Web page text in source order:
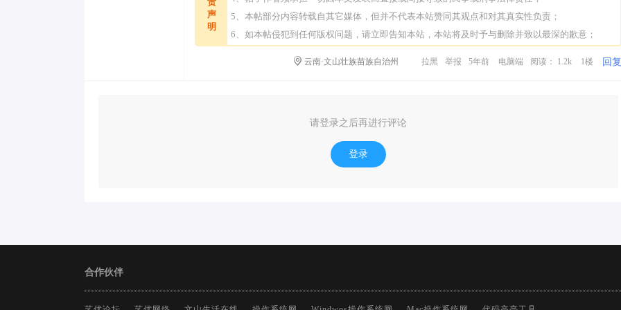
声
明
5、本帖部分内容转载自其它媒体，但并不代表本站赞同其观点和对其真实性负责；
6、如本帖侵犯到任何版权问题，请立即告知本站，本站将及时予与删除并致以最深的歉意；
云南·文山壮族苗族自治州 拉黑 举报 5年前 电脑端 阅读： 1.2k 1楼 回复
请登录之后再进行评论
登录
合作伙伴